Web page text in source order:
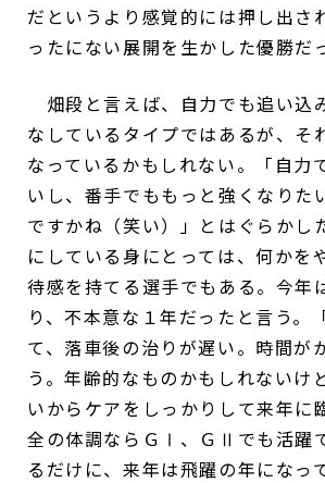
だというより感覚的には押し出さ
ったにない展開を生かした優勝だ
畑段と言えば、自力でも追い込
なしているタイプではあるが、そ
なっているかもしれない。「自力
いし、番手でももっと強くなりた
ですかね（笑い）」とはぐらかし
にしている身にとっては、何かを
待感を持てる選手でもある。今年
り、不本意な１年だったと言う。
て、落車後の治りが遅い。時間が
う。年齢的なものかもしれないけ
いからケアをしっかりして来年に
全の体調ならＧⅠ、ＧⅡでも活躍
るだけに、来年は飛躍の年になっ